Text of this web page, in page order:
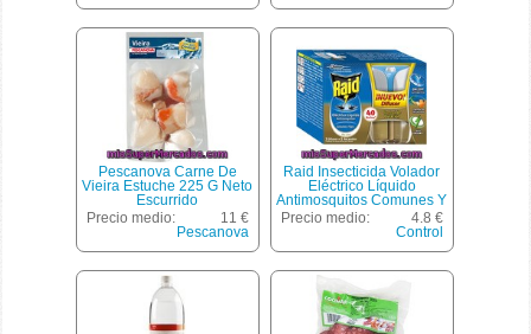
Pescanova Carne De
Vieira Estuche 225 G Neto
Escurrido
Precio medio:
11 €
Pescanova
Raid Insecticida Volador
Eléctrico Líquido
Antimosquitos Comunes Y
Tigre 40 Noches Aparato +
Recambio Control De
Precio medio:
4.8 €
Control